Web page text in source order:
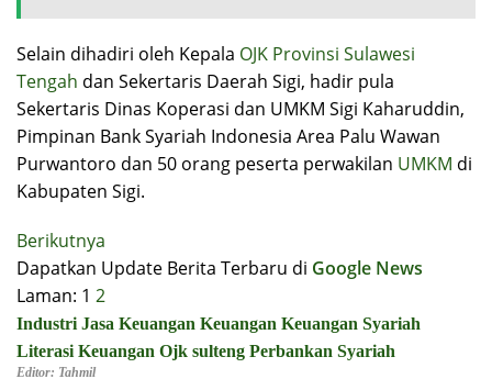
Selain dihadiri oleh Kepala OJK Provinsi Sulawesi
Tengah dan Sekertaris Daerah Sigi, hadir pula
Sekertaris Dinas Koperasi dan UMKM Sigi Kaharuddin,
Pimpinan Bank Syariah Indonesia Area Palu Wawan
Purwantoro dan 50 orang peserta perwakilan UMKM di
Kabupaten Sigi.
Berikutnya
Dapatkan Update Berita Terbaru di Google News
Laman: 1 2
Industri Jasa Keuangan Keuangan Keuangan Syariah
Literasi Keuangan Ojk sulteng Perbankan Syariah
Editor: Tahmil